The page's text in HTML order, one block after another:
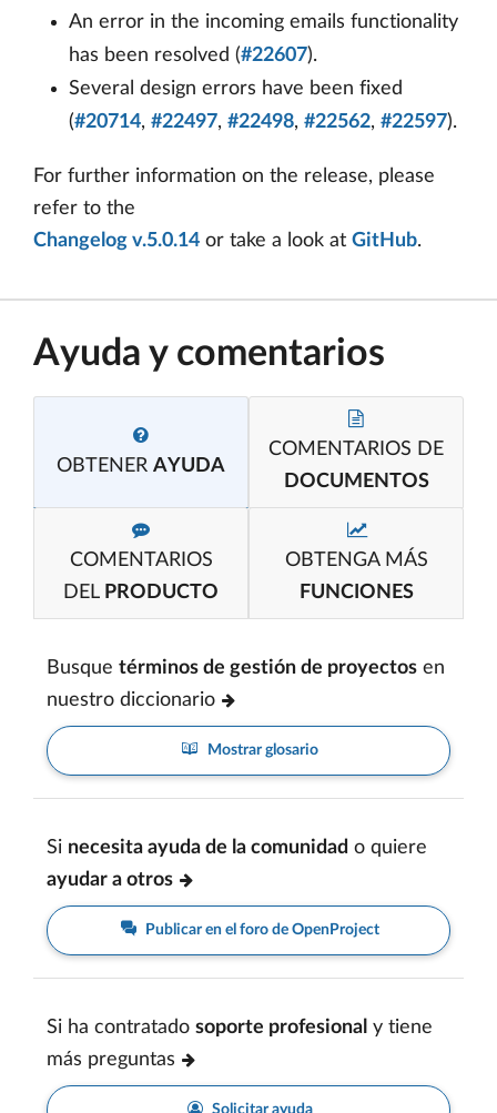
An error in the incoming emails functionality
has been resolved (#22607).
Several design errors have been fixed
(#20714, #22497, #22498, #22562, #22597).
For further information on the release, please
refer to the
Changelog v.5.0.14 or take a look at GitHub.
Ayuda y comentarios
OBTENER AYUDA
COMENTARIOS DE
DOCUMENTOS
COMENTARIOS
DEL PRODUCTO
OBTENGA MÁS
FUNCIONES
Busque términos de gestión de proyectos en
nuestro diccionario
Mostrar glosario
Si necesita ayuda de la comunidad o quiere
ayudar a otros
Publicar en el foro de OpenProject
Si ha contratado soporte profesional y tiene
más preguntas
Solicitar ayuda